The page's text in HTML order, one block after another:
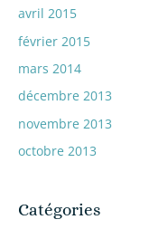
avril 2015
février 2015
mars 2014
décembre 2013
novembre 2013
octobre 2013
Catégories